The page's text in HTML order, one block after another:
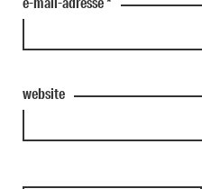
website